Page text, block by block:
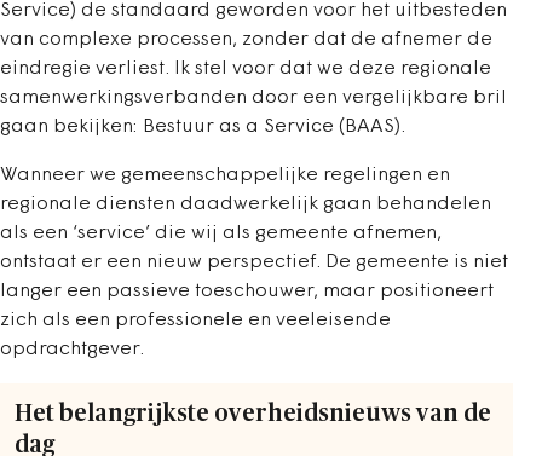
Service) de standaard geworden voor het uitbesteden
van complexe processen, zonder dat de afnemer de
eindregie verliest. Ik stel voor dat we deze regionale
samenwerkingsverbanden door een vergelijkbare bril
gaan bekijken: Bestuur as a Service (BAAS).
Wanneer we gemeenschappelijke regelingen en
regionale diensten daadwerkelijk gaan behandelen
als een ‘service’ die wij als gemeente afnemen,
ontstaat er een nieuw perspectief. De gemeente is niet
langer een passieve toeschouwer, maar positioneert
zich als een professionele en veeleisende
opdrachtgever.
Het belangrijkste overheidsnieuws van de
dag